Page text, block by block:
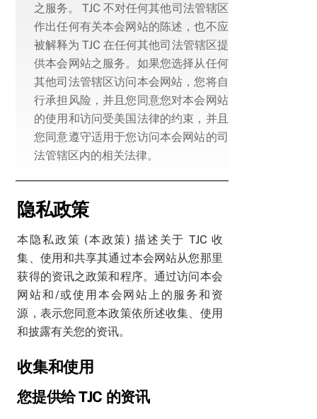
之服务。 TJC 不对任何其他司法管辖区
作出任何有关本会网站的陈述，也不应
被解释为 TJC 在任何其他司法管辖区提
供本会网站之服务。如果您选择从任何
其他司法管辖区访问本会网站，您将自
行承担风险，并且您同意您对本会网站
的使用和访问受美国法律的约束，并且
您同意遵守适用于您访问本会网站的司
法管辖区内的相关法律。
隐私政策
本隐私政策 (本政策) 描述关于 TJC 收
集、使用和共享其通过本会网站从您那里
获得的资讯之政策和程序。通过访问本会
网站和/或使用本会网站上的服务和资
源，表示您同意本政策依所述收集、使用
和披露有关您的资讯。
收集和使用
您提供给 TJC 的资讯